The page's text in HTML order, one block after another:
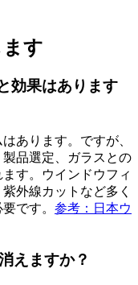
す
効果はあります
あります。ですが、
品選定、ガラスとの
す。ウインドウフィ
外線カットなど多く
です。 参考：日本ウ
えますか？